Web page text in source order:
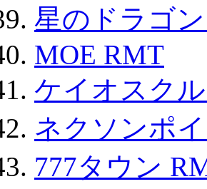
星のドラゴ
MOE RMT
ケイオスク
ネクソンポ
777タウン